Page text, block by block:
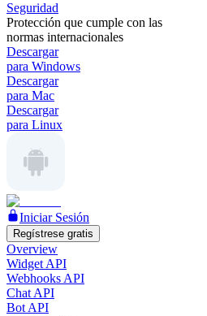
Seguridad
Protección que cumple con las
normas internacionales
Descargar
para Windows
Descargar
para Mac
Descargar
para Linux
Iniciar Sesión
Regístrese gratis
Overview
Widget API
Webhooks API
Chat API
Bot API